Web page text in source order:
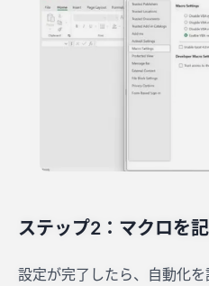
ステップ2：マクロを
設定が完了したら、自動化を